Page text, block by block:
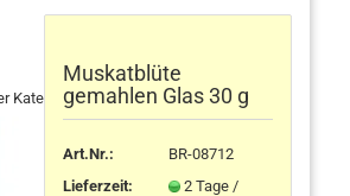
kreativ anzeigen
Kategorie
Muskatblüte
gemahlen Glas 30 g
Art.Nr.:
BR-08712
Lieferzeit:
2 Tage /